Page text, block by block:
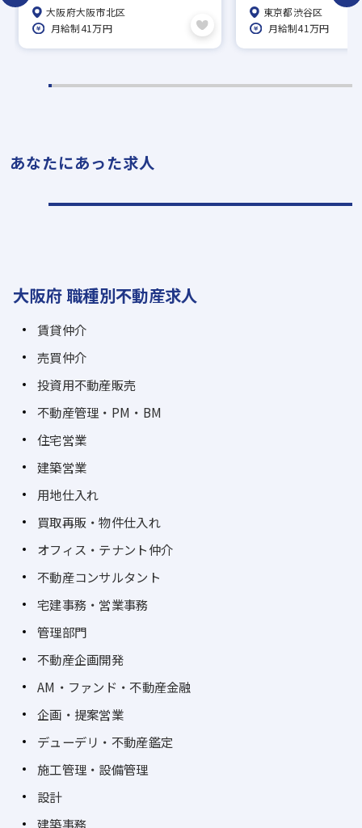
※入社時期は相談に応じます。
※現在、在職中の方も積極的にご応募くださ
大阪府大阪市北区
月給制41万円
東京都渋谷区
月給制41万円
あなたにあった求人
大阪府 職種別不動産求人
賃貸仲介
売買仲介
投資用不動産販売
不動産管理・PM・BM
住宅営業
建築営業
用地仕入れ
買取再販・物件仕入れ
オフィス・テナント仲介
不動産コンサルタント
宅建事務・営業事務
管理部門
不動産企画開発
AM・ファンド・不動産金融
企画・提案営業
デューデリ・不動産鑑定
施工管理・設備管理
設計
建築事務